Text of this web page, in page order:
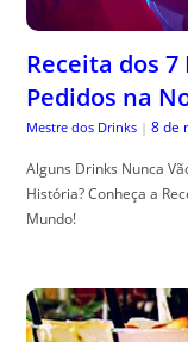
Receita dos
Pedidos na
Mestre dos Drinks | 8 de
Alguns Drinks Nunca
História? Conheça a
Mundo!